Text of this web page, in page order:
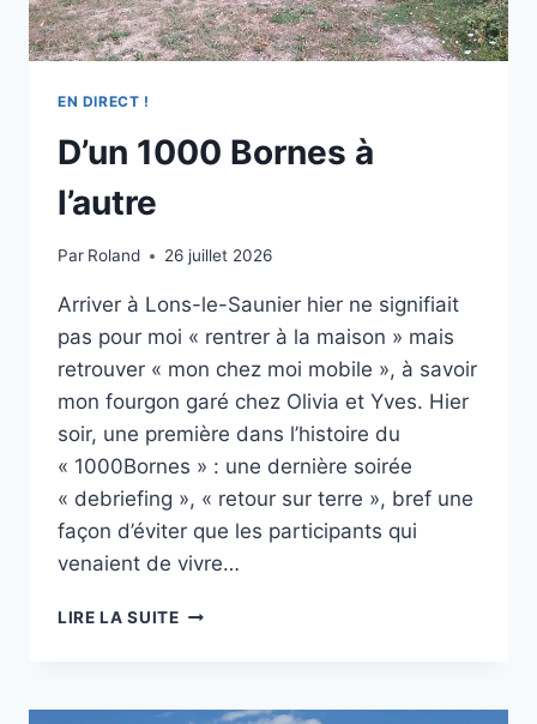
EN DIRECT !
D’un 1000 Bornes à
l’autre
Par Roland 26 juillet 2026
Arriver à Lons-le-Saunier hier ne signifiait
pas pour moi « rentrer à la maison » mais
retrouver « mon chez moi mobile », à savoir
mon fourgon garé chez Olivia et Yves. Hier
soir, une première dans l’histoire du
« 1000Bornes » : une dernière soirée
« debriefing », « retour sur terre », bref une
façon d’éviter que les participants qui
venaient de vivre…
LIRE LA SUITED’UN
L’AUTRE